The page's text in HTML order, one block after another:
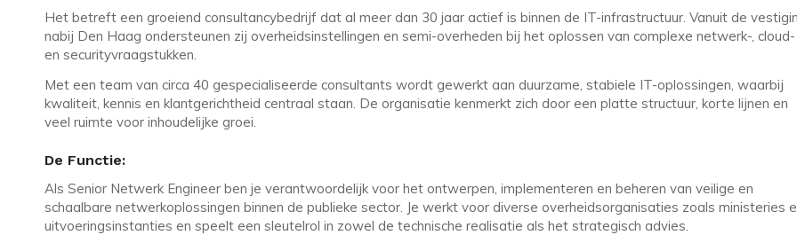
Het betreft een groeiend consultancybedrijf dat al meer dan 30 jaar actief is binnen de IT-infrastructuur. Vanuit de
nabij Den Haag ondersteunen zij overheidsinstellingen en semi-overheden bij het oplossen van complexe netwerk-, cloud-
en securityvraagstukken.
Met een team van circa 40 gespecialiseerde consultants wordt gewerkt aan duurzame, stabiele IT-oplossingen, waarbij
kwaliteit, kennis en klantgerichtheid centraal staan. De organisatie kenmerkt zich door een platte structuur, korte lijnen en
veel ruimte voor inhoudelijke groei.
De Functie:
Als Senior Netwerk Engineer ben je verantwoordelijk voor het ontwerpen, implementeren en beheren van veilige en
schaalbare netwerkoplossingen binnen de publieke sector. Je werkt voor diverse overheidsorganisaties zoals ministeries
uitvoeringsinstanties en speelt een sleutelrol in zowel de technische realisatie als het strategisch advies.